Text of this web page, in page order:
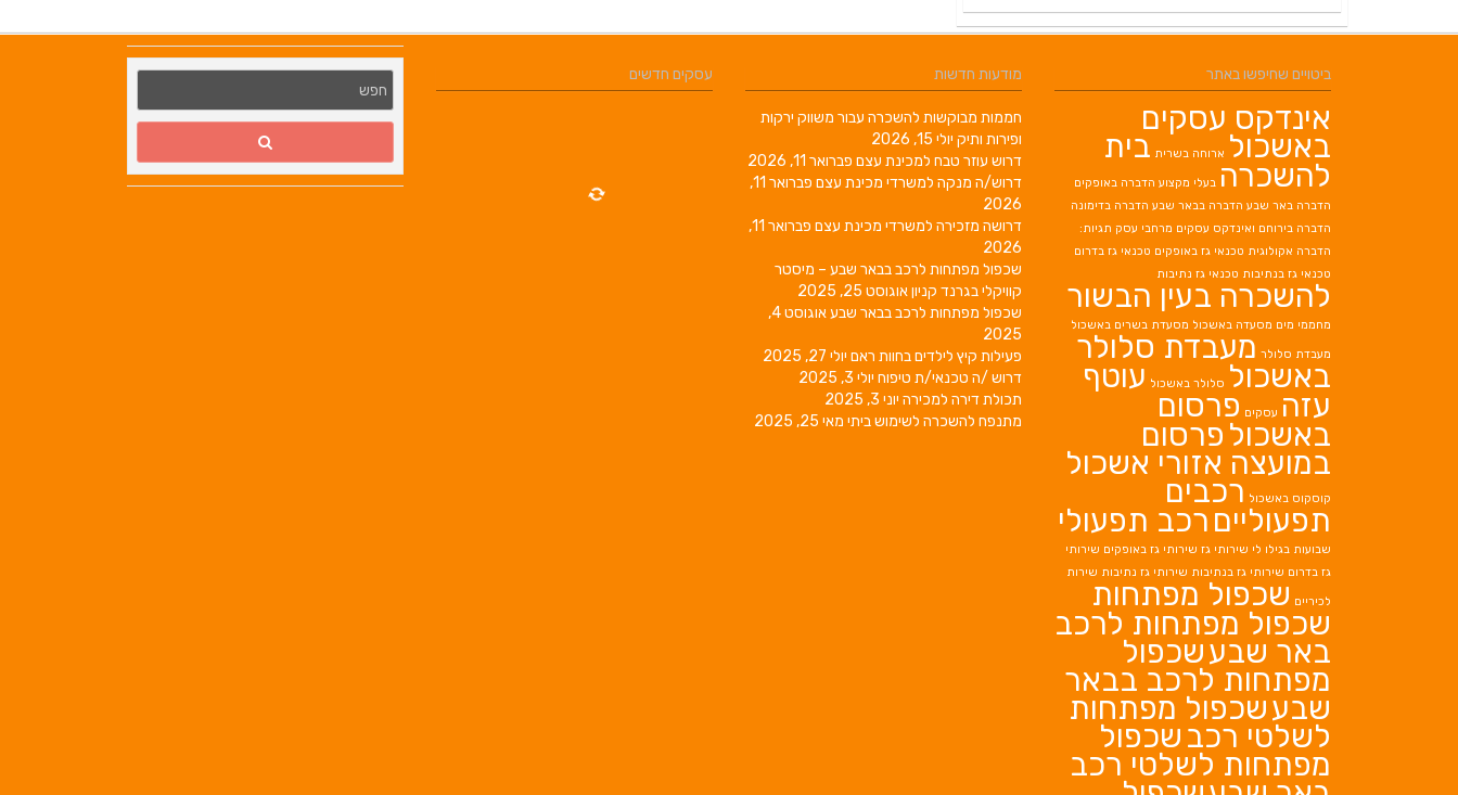
עסקים חדשים מודעות חדשות
חממות מבוקשות להשכרה עבור משווק ירקות
ופירות ותיק יולי 15, 2026
דרוש עוזר טבח למכינת עצם פברואר 11, 2026
דרוש/ה מנקה למשרדי מכינת עצם
פברואר 11,
2026
דרושה מזכירה למשרדי מכינת עצם
פברואר 11,
2026
שכפול מפתחות לרכב בבאר שבע – מיסטר
קוויקלי בגרנד קניוןאוגוסט 25, 2025
שכפול מפתחות לרכב בבאר שבע
אוגוסט 4,
2025
פעילות קיץ לילדים בחוות ראם יולי 27, 2025
דרוש /ה טכנאי/ת טיפוח יולי 3, 2025
תכולת דירה למכירה יוני 3, 2025
מתנפח להשכרה לשימוש ביתי מאי 25, 2025
ביטויים שחיפשו באתר
אינדקס עסקים
באשכול ארוחה בשרית בית
להשכרה בעלי מקצוע הדברה באופקים
הדברה באר שבע הדברה בבאר שבע הדברה בדימונה
הדברה בירוחם ואינדקס עסקים מרחבי עסק תגיות:
הדברה אקולוגית טכנאי גז באופקים טכנאי גז בדרום
טכנאי גז בנתיבות טכנאי גז נתיבות
להשכרה בעין הבשור
מחממי מים מסעדה באשכול מסעדת בשרים באשכול
מעבדת סלולר מעבדת סלולר
באשכול סלולר באשכול עוטף
עזה עסקים פרסום
באשכול פרסום
במועצה אזורי אשכול
קוסקוס באשכול רכבים
תפעוליים רכב תפעולי
שבועות בגילו לי שירותי גז שירותי גז באופקים שירותי
גז בדרום שירותי גז בנתיבות שירותי גז נתיבות שירות
לכיריים שכפול מפתחות
שכפול מפתחות לרכב
באר שבעשכפול
מפתחות לרכב בבאר
שבעשכפול מפתחות
לשלטי רכב שכפול
מפתחות לשלטי רכב